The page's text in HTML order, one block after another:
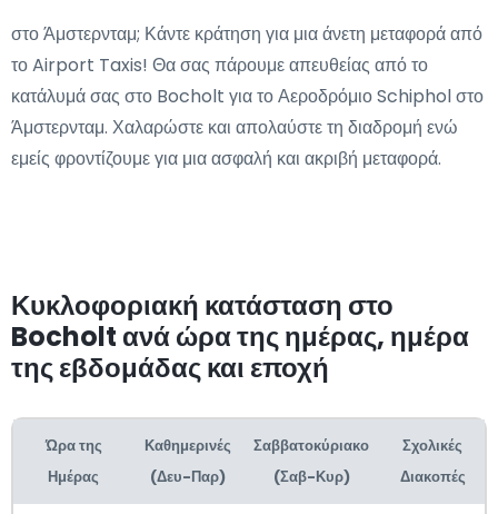
στο Άμστερνταμ; Κάντε κράτηση για μια άνετη μεταφορά από
το Airport Taxis! Θα σας πάρουμε απευθείας από το
κατάλυμά σας στο Bocholt για το Αεροδρόμιο Schiphol στο
Άμστερνταμ. Χαλαρώστε και απολαύστε τη διαδρομή ενώ
εμείς φροντίζουμε για μια ασφαλή και ακριβή μεταφορά.
Κυκλοφοριακή κατάσταση στο
Bocholt ανά ώρα της ημέρας, ημέρα
της εβδομάδας και εποχή
Ώρα της
Ημέρας
Καθημερινές
(Δευ-Παρ)
Σαββατοκύριακο
(Σαβ-Κυρ)
Σχολικές
Διακοπές